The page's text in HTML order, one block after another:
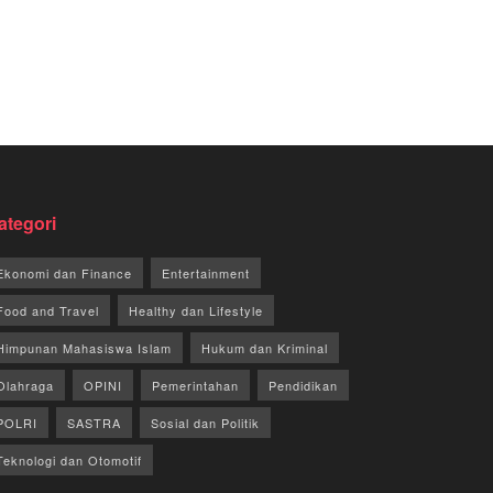
dan Finance Entertainment
and Travel Healthy dan Lifestyle
Mahasiswa Islam Hukum dan Kriminal
OPINI Pemerintahan Pendidikan
SASTRA Sosial dan Politik
dan Otomotif